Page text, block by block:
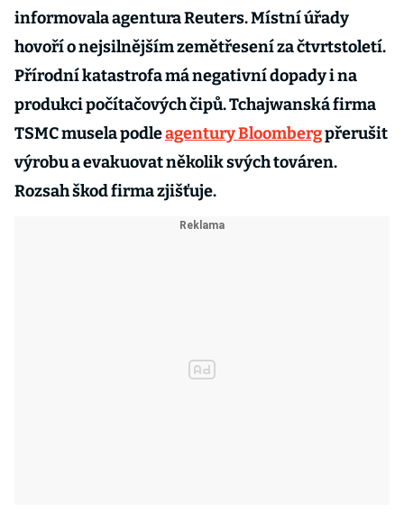
informovala agentura Reuters. Místní úřady
hovoří o nejsilnějším zemětřesení za čtvrtstoletí.
Přírodní katastrofa má negativní dopady i na
produkci počítačových čipů. Tchajwanská firma
TSMC musela podleagentury Bloombergpřerušit
výrobu a evakuovat několik svých továren.
Rozsah škod firma zjišťuje.